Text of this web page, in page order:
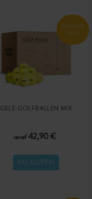
SUMMER
SALE
GELE GOLFBALLEN MIX
vanaf42,90 €
NU KOPEN